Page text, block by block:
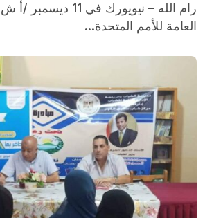
رام الله – نيويورك في 11 ديسمبر /أ ش أ/ اعتمدت الجمعية
العامة للأمم المتحدة...